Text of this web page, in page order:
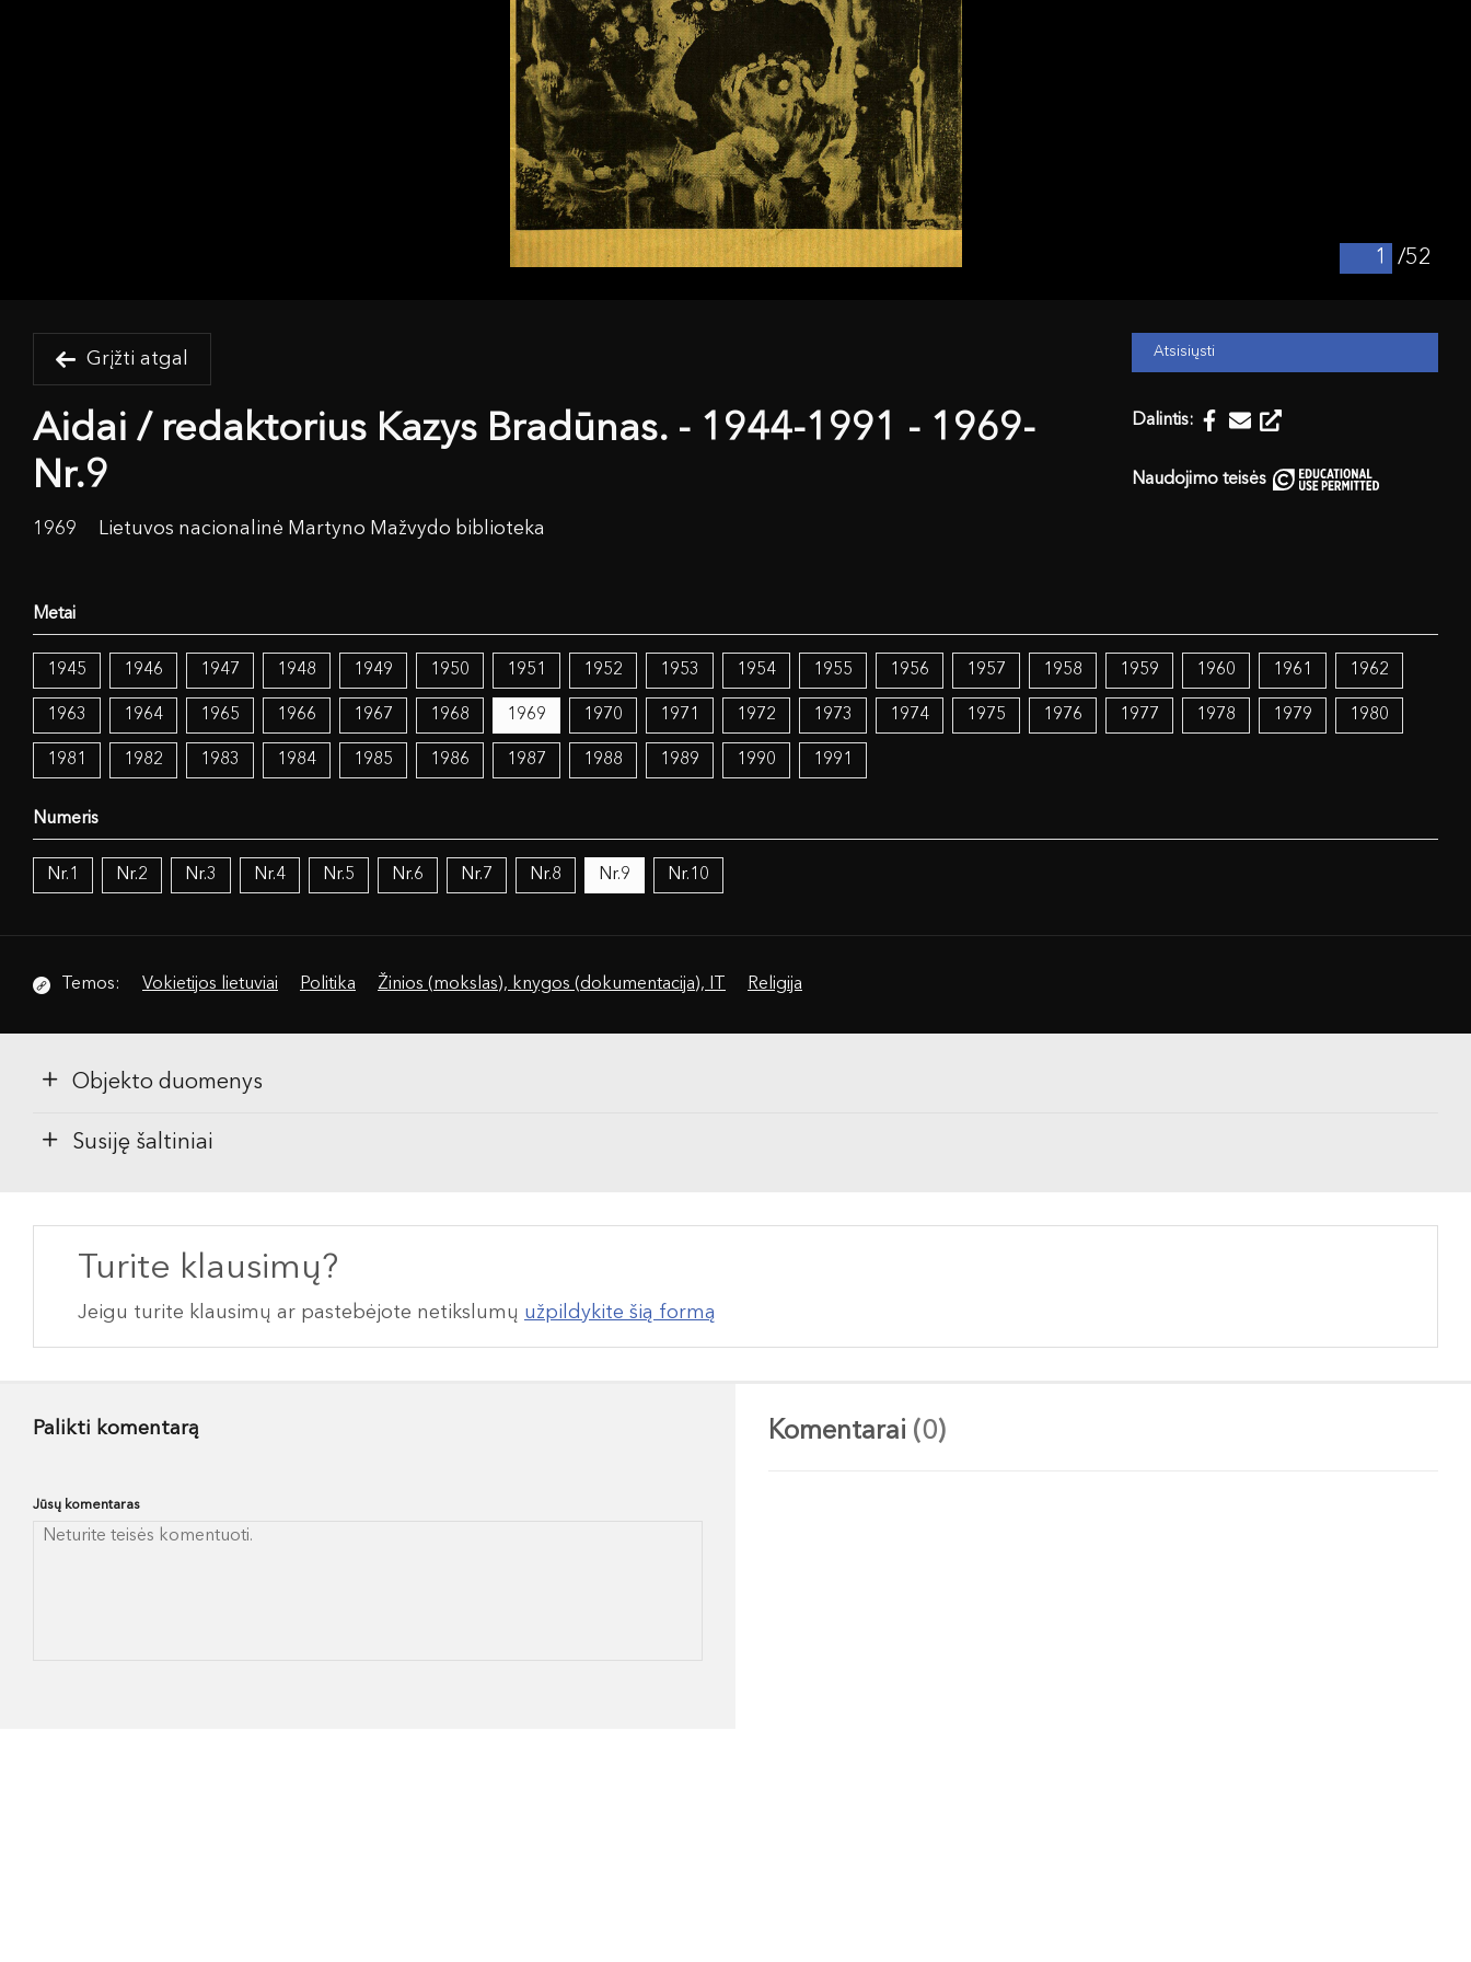
/52
Grįžti atgal
Aidai / redaktorius Kazys Bradūnas. - 1944-1991 - 1969-
Nr.9
1969 Lietuvos nacionalinė Martyno Mažvydo biblioteka
Atsisiųsti
Dalintis:
Naudojimo teisės
1945 1946 1947 1948 1949 1950 1951 1952 1953 1954 1955 1956 1957 1958 1959 1960 1961 1962
1963 1964 1965 1966 1967 1968 1969 1970 1971 1972 1973 1974 1975 1976 1977 1978 1979 1980
1981 1982 1983 1984 1985 1986 1987 1988 1989 1990 1991
Nr.1 Nr.2 Nr.3 Nr.4 Nr.5 Nr.6 Nr.7 Nr.8 Nr.9 Nr.10
Temos: Vokietijos lietuviai Politika Žinios (mokslas), knygos (dokumentacija), IT Religija
Objekto duomenys
Susiję šaltiniai
Turite klausimų?
Jeigu turite klausimų ar pastebėjote netikslumų užpildykite šią formą
Palikti komentarą
Jūsų komentaras
Komentarai (0)